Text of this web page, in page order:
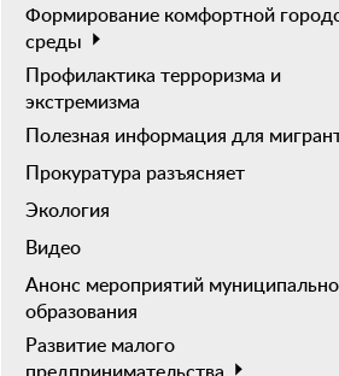
Формирование комфортной
среды
Профилактика терроризма и
экстремизма
Полезная информация для
Прокуратура разъясняет
Экология
Видео
Анонс мероприятий
образования
Развитие малого
предпринимательства